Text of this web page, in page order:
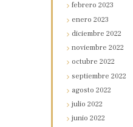
febrero2023
enero2023
diciembre2022
noviembre2022
octubre2022
septiembre2022
agosto2022
julio2022
junio2022